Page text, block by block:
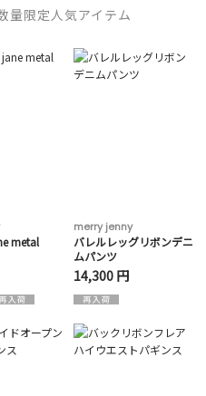
量限定人気アイテム
metal
merry jenny
バレルレッグリボンデニ
ムパンツ
14,300 円